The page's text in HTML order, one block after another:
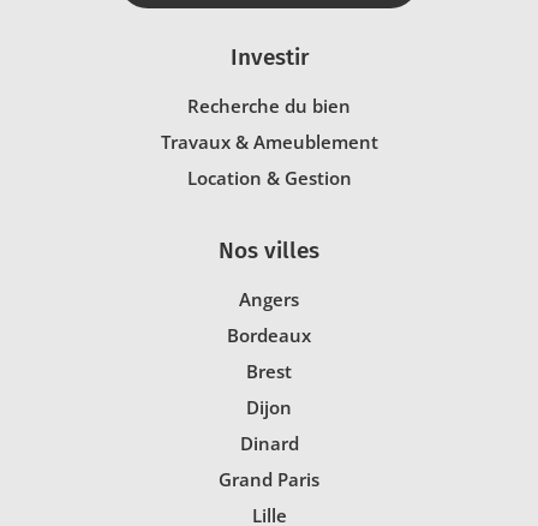
Investir
Recherche du bien
Travaux & Ameublement
Location & Gestion
Nos villes
Angers
Bordeaux
Brest
Dijon
Dinard
Grand Paris
Lille